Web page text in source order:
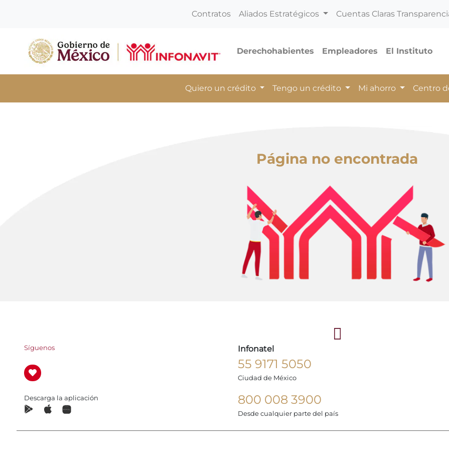
Contratos Aliados Estratégicos Cuentas Claras
Derechohabientes Empleadores El Instituto
Quiero un crédito Tengo un crédito Mi ahorro Centro
Página no encontrada
Síguenos
Descarga la aplicación
Infonatel
55 9171 5050
Ciudad de México
800 008 3900
Desde cualquier parte del país